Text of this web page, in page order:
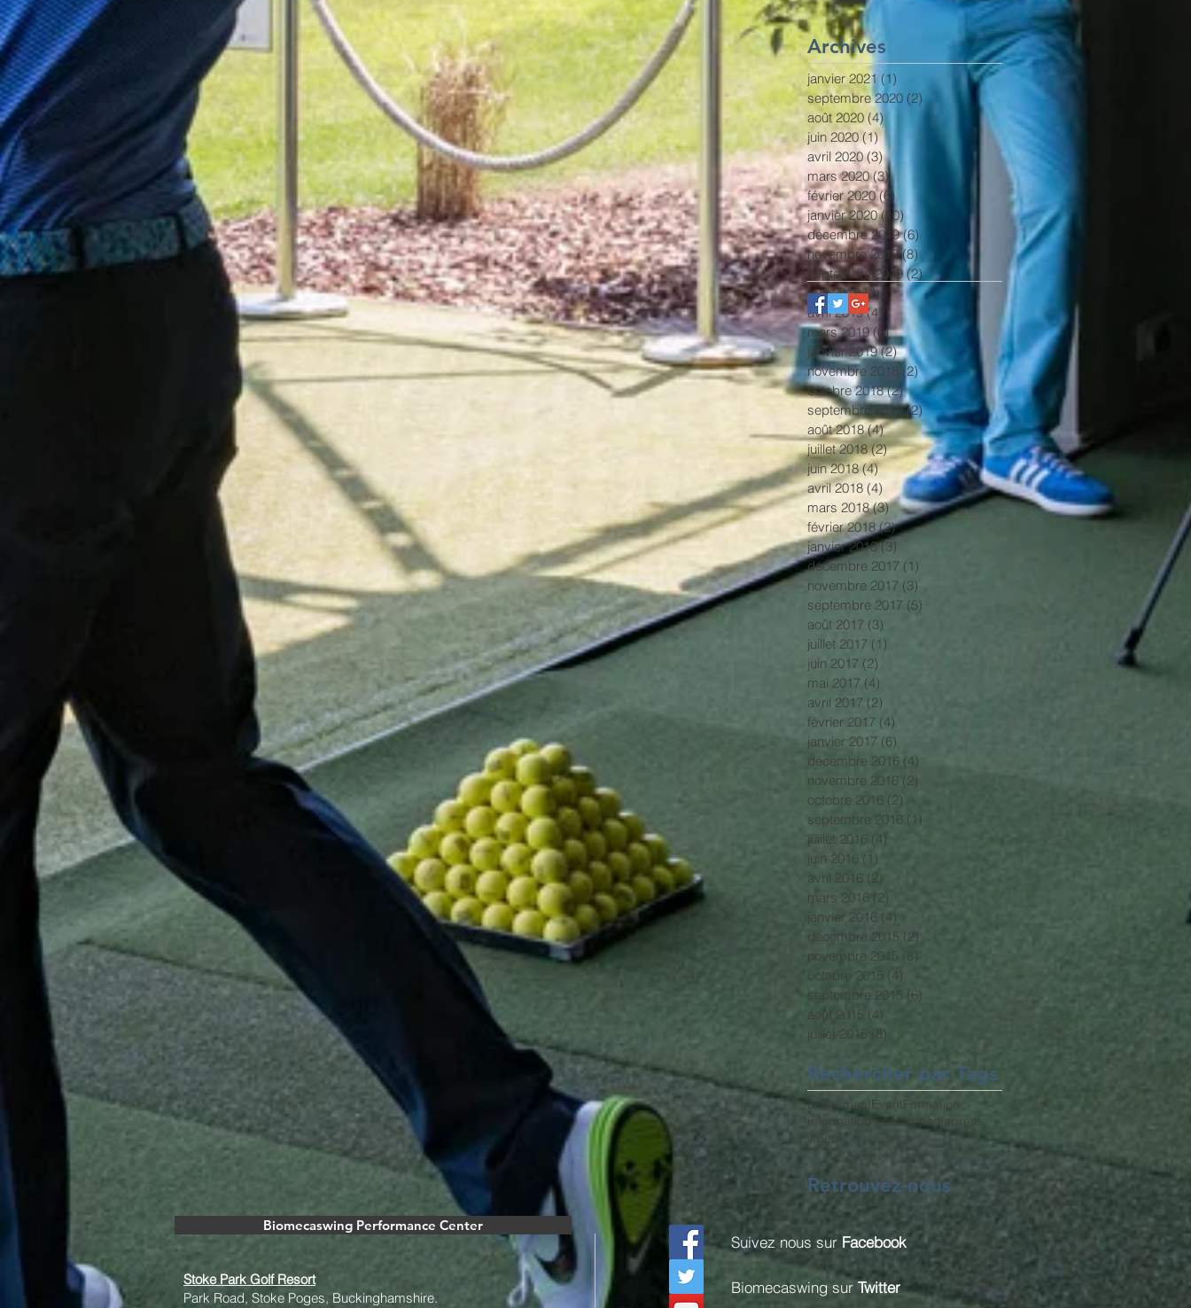
Archives
janvier 2021 (1)
septembre 2020 (2) 2 posts
août 2020 (4)4 posts
juin 2020 (1)1 post
avril 2020 (3)3 posts
mars 2020 (3)3 posts
février 2020 (6)
janvier 2020 (10)
décembre 2019 (6)
novembre 2019 (8)
septembre 2019 (2)2 posts
mai 2019 (2)2 posts
avril 2019 (4) 4 posts
mars 2019 (6)6 posts
janvier 2019 (2)2 posts
novembre 2018 (2)2 posts
octobre 2018 (2)2 posts
septembre 2018 (2)2 posts
août 2018 (4)4 posts
juillet 2018 (2)2 posts
juin 2018 (4)4 posts
avril 2018 (4) 4 posts
mars 2018 (3)3 posts
février 2018 (2)2 posts
janvier 2018 (3)
décembre 2017 (1)
novembre 2017 (3)
septembre 2017 (5)
août 2017 (3)
juillet 2017 (1)
juin 2017 (2)
mai 2017 (4)
avril 2017 (2)
février 2017 (4)
janvier 2017 (6)
décembre 2016 (4)
novembre 2016 (2)
octobre 2016 (2)
septembre 2016 (1)
juillet 2016 (4)
juin 2016 (1)
avril 2016 (2)
mars 2016 (2)
janvier 2016 (4)
décembre 2015 (2)
novembre 2015 (8)
octobre 2015 (4)
septembre 2015 (6)
août 2015 (4)
juillet 2015 (8)
Rechercher par Tags
Evenement EventFormation
Information Trainingmedia press
video
Retrouvez-nous
Biomecaswing Performance Center
Stoke Park Golf Resort
Park Road, Stoke Poges, Buckinghamshire.
Suivez nous sur Facebook
Biomecaswing sur Twitter